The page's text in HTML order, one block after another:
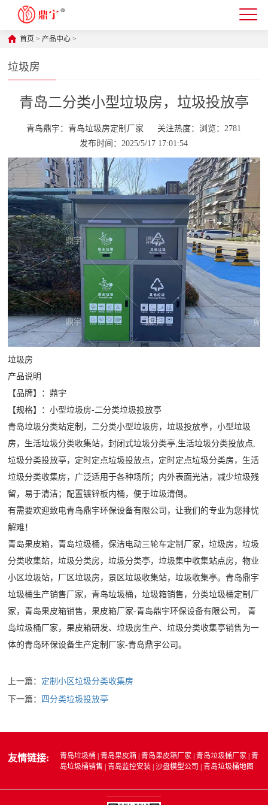
首页 >产品中心 >
垃圾房
青岛二分类小型垃圾房，垃圾投放亭
青岛鼎宇：青岛垃圾房定制厂家
关注热度：浏览：2781
发布时间：2025/5/17 17:01:54
垃圾房
产品说明
【品牌】：鼎宇
【规格】：小型垃圾房-二分类垃圾投放亭
青岛垃圾分类站定制，二分类小型垃圾房，垃圾投放亭，小型垃圾
房，生活垃圾分类收集站，封闭式垃圾分类亭,生活垃圾分类投放点,
垃圾分类投放亭，定时定点垃圾投放点，定时定点垃圾分类房，生活
垃圾分类收集房 ，广泛适用于各种场所；内外表面光洁，减少垃圾残
留，易于清洁；配置镀锌板内桶，便于垃圾清倒。
有需要欢迎致电青岛鼎宇环保设备有限公司，让我们的专业为您排忧
解难！
青岛果皮箱，青岛垃圾桶，保洁电动三轮车定制厂家，垃圾房，垃圾
分类收集站，垃圾分类房，垃圾分类亭，垃圾集中收集站点房，物业
小区垃圾站，厂区垃圾房，景区垃圾收集站，垃圾收集亭。青岛鼎宇
垃圾桶生产销售厂家，青岛垃圾桶，垃圾箱销售，分类垃圾桶定制厂
家，青岛果皮箱销售，果皮箱厂家-青岛鼎宇环保设备有限公司，青
岛垃圾桶厂家 ，果皮箱研发、垃圾房生产、垃圾分类收集亭销售为一
体的青岛环保设备生产定制厂家-青岛鼎宇公司。
上一篇： 定制小区垃圾分类收集房
下一篇：
四分类垃圾投放亭
友情链接: 青岛垃圾桶 |青岛果皮箱 |青岛果皮箱厂家 |青岛垃圾桶厂家 |青
岛垃圾桶销售 |青岛监控安装 |沙盘模型公司 |青岛垃圾桶地图